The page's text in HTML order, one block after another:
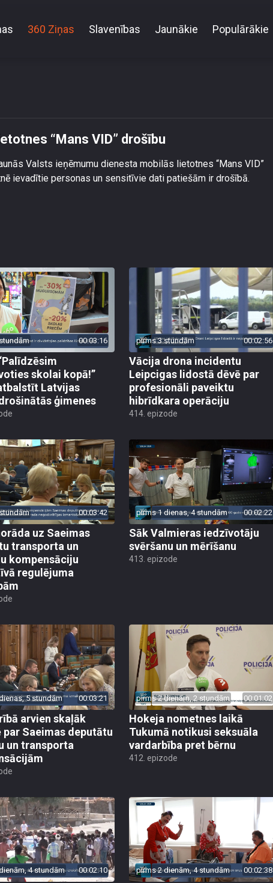
360 Ziņas Slavenības Jaunākie Populārākie
“Mans VID” drošību
Valsts ieņēmumu dienesta mobilās lietotnes “Mans VID”
ievadītie personas un sensitīvie dati patiešām ir drošībā.
00:03:16
skolai kopā!”
Latvijas
ģimenes
pirms 3 stundām 00:02:56
Vācija drona incidentu
Leipcigas lidostā dēvē par
profesionāli paveiktu
hibrīdkara operāciju
414. epizode
00:03:42
uz Saeimas
transporta un
kompensāciju
regulējuma
pirms 1 dienas, 4 stundām 00:02:22
Sāk Valmieras iedzīvotāju
svēršanu un mērīšanu
413. epizode
5 stundām 00:03:21
arvien skaļāk
par Saeimas deputātu
un transporta
pirms 2 dienām, 2 stundām 00:01:02
Hokeja nometnes laikā
Tukumā notikusi seksuāla
vardarbība pret bērnu
412. epizode
4 stundām 00:02:10 pirms 2 dienām, 4 stundām 00:02:38